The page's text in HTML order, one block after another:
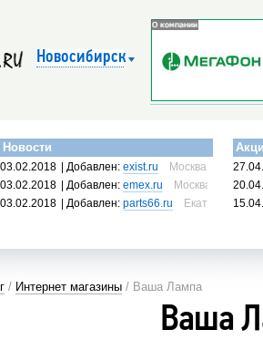
Новосибирск
Новости
03.02.2018 | Добавлен:exist.ru
Москва, Россия
03.02.2018
| Добавлен:emex.ru
Москва, Россия
03.02.2018
| Добавлен:parts66.ru Екатеринбург,
/ Интернет магазины / Ваша Лампа
Ваша